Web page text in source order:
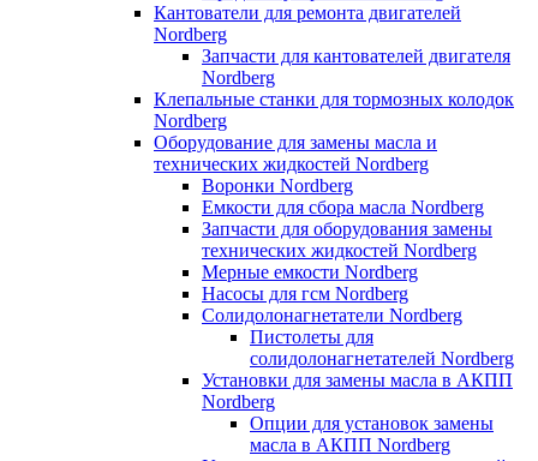
Кантователи для ремонта двигателей
Nordberg
Запчасти для кантователей двигателя
Nordberg
Клепальные станки для тормозных колодок
Nordberg
Оборудование для замены масла и
технических жидкостей Nordberg
Воронки Nordberg
Емкости для сбора масла Nordberg
Запчасти для оборудования замены
технических жидкостей Nordberg
Мерные емкости Nordberg
Насосы для гсм Nordberg
Солидолонагнетатели Nordberg
Пистолеты для
солидолонагнетателей Nordberg
Установки для замены масла в АКПП
Nordberg
Опции для установок замены
масла в АКПП Nordberg